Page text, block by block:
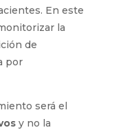
En este
la
de
por
será el
y no la